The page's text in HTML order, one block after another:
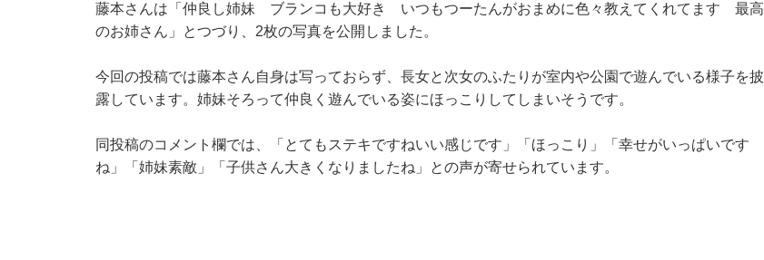
藤本さんは「仲良し姉妹 ブランコも大好き いつもつーたんがおまめに色々教えてくれてます 最高
のお姉さん」とつづり、2枚の写真を公開しました。
今回の投稿では藤本さん自身は写っておらず、長女と次女のふたりが室内や公園で遊んでいる様子を披
露しています。姉妹そろって仲良く遊んでいる姿にほっこりしてしまいそうです。
同投稿のコメント欄では、「とてもステキですねいい感じです」「ほっこり」「幸せがいっぱいです
ね」「姉妹素敵」「子供さん大きくなりましたね」との声が寄せられています。